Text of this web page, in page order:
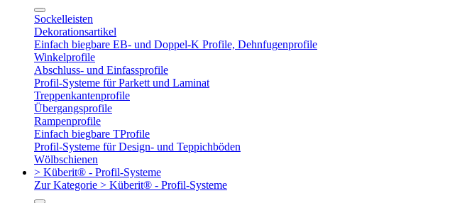
Sockelleisten
Dekorationsartikel
Einfach biegbare EB- und Doppel-K Profile, Dehnfugenprofile
Winkelprofile
Abschluss- und Einfassprofile
Profil-Systeme für Parkett und Laminat
Treppenkantenprofile
Übergangsprofile
Rampenprofile
Einfach biegbare TProfile
Profil-Systeme für Design- und Teppichböden
Wölbschienen
> Küberit® - Profil-Systeme
Zur Kategorie > Küberit® - Profil-Systeme